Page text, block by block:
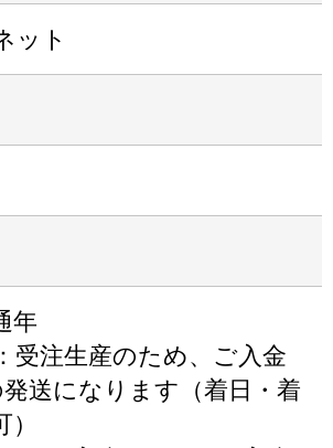
ット
年
受注生産のため、ご入金
送になります（着日・着